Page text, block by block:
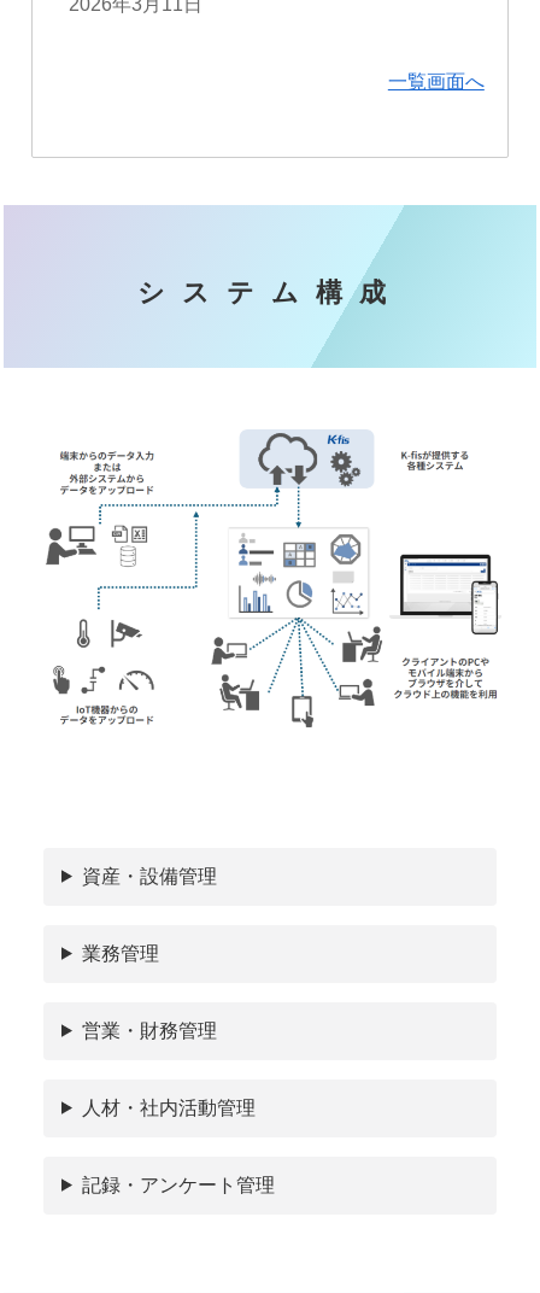
一覧画面へ
システム構成
資産・設備管理
業務管理
営業・財務管理
人材・社内活動管理
記録・アンケート管理